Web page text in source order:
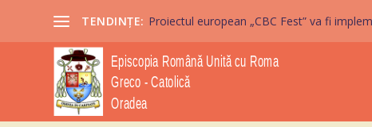
TENDINȚE: Proiectul european „CBC Fest” va fi